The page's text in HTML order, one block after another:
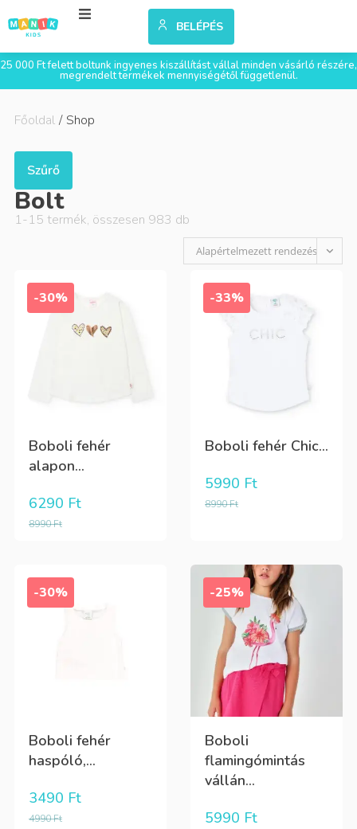
BELÉPÉS
25 000 Ft felett boltunk ingyenes kiszállítást vállal minden vásárló részére,
megrendelt termékek mennyiségétől függetlenül.
Főoldal / Shop
Szűrő
Bolt
1-15 termék, összesen 983 db
Alapértelmezett rendezés
-30%
Boboli fehér
alapon...
8990Ft
6290 Ft
-33%
Boboli fehér Chic...
8990Ft
5990 Ft
-30%
Boboli fehér
haspóló,...
4990Ft
3490 Ft
-25%
Boboli
flamingómintás
vállán...
5990 Ft